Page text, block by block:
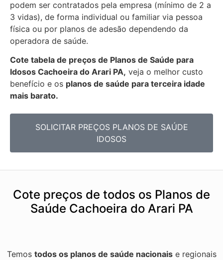
podem ser contratados pela empresa (mínimo de 2 a
3 vidas), de forma individual ou familiar via pessoa
física ou por planos de adesão dependendo da
operadora de saúde.
Cote tabela de preços de Planos de Saúde para
Idosos Cachoeira do Arari PA, veja o melhor custo
benefício e os planos de saúde para terceira idade
mais barato.
SOLICITAR PREÇOS PLANOS DE SAÚDE
IDOSOS
Cote preços de todos os Planos de
Saúde Cachoeira do Arari PA
Temos todos os planos de saúde nacionaise regionais